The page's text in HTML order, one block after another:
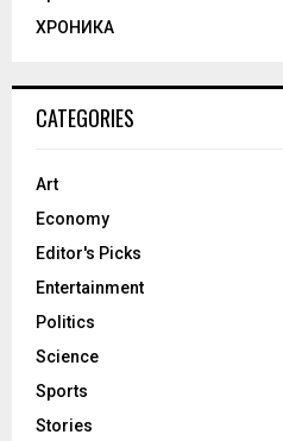
ХРОНИКА
CATEGORIES
Art
Economy
Editor's Picks
Entertainment
Politics
Science
Sports
Stories